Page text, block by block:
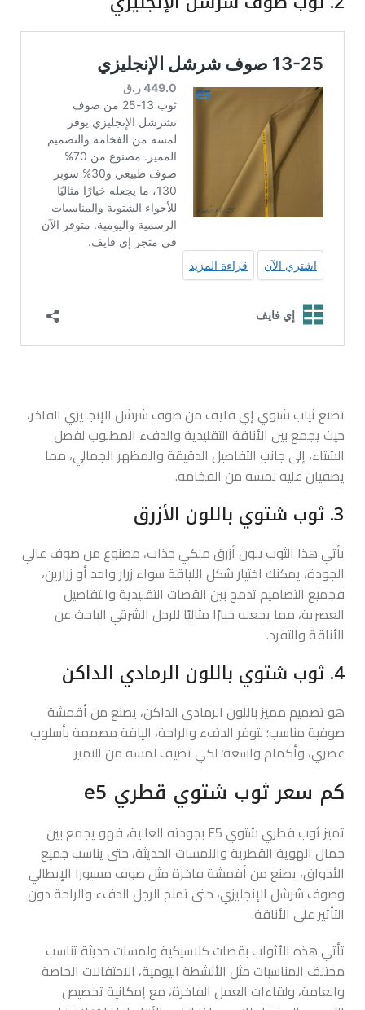
تصنع ثياب شتوي إي فايف من صوف شرشل الإنجليزي الفاخر،
حيث يجمع بين الأناقة التقليدية والدفء المطلوب لفصل
الشتاء، إلى جانب التفاصيل الدقيقة والمظهر الجمالي، مما
يضفيان عليه لمسة من الفخامة.
3. ثوب شتوي باللون الأزرق
يأتي هذا الثوب بلون أزرق ملكي جذاب، مصنوع من صوف عالي
الجودة، يمكنك اختيار شكل اللياقة سواء زرار واحد أو زرارين،
فجميع التصاميم تدمج بين القصات التقليدية والتفاصيل
العصرية، مما يجعله خيارًا مثاليًا للرجل الشرقي الباحث عن
الأناقة والتفرد.
4. ثوب شتوي باللون الرمادي الداكن
هو تصميم مميز باللون الرمادي الداكن، يصنع من أقمشة
صوفية مناسب؛ لتوفر الدفء والراحة، الياقة مصممة بأسلوب
عصري، وأكمام واسعة؛ لكي تضيف لمسة من التميز.
كم سعر ثوب شتوي قطري e5
تميز ثوب قطري شتوي E5 بجودته العالية، فهو يجمع بين
جمال الهوية القطرية واللمسات الحديثة، حتى يناسب جميع
الأذواق، يصنع من أقمشة فاخرة مثل صوف مسيورا الإيطالي
وصوف شرشل الإنجليزي، حتى تمنح الرجل الدفء والراحة دون
التأثير على الأناقة.
تأتي هذه الأثواب بقصات كلاسيكية ولمسات حديثة تناسب
مختلف المناسبات مثل الأنشطة اليومية، الاحتفالات الخاصة
والعامة، ولقاءات العمل الفاخرة، مع إمكانية تخصيص